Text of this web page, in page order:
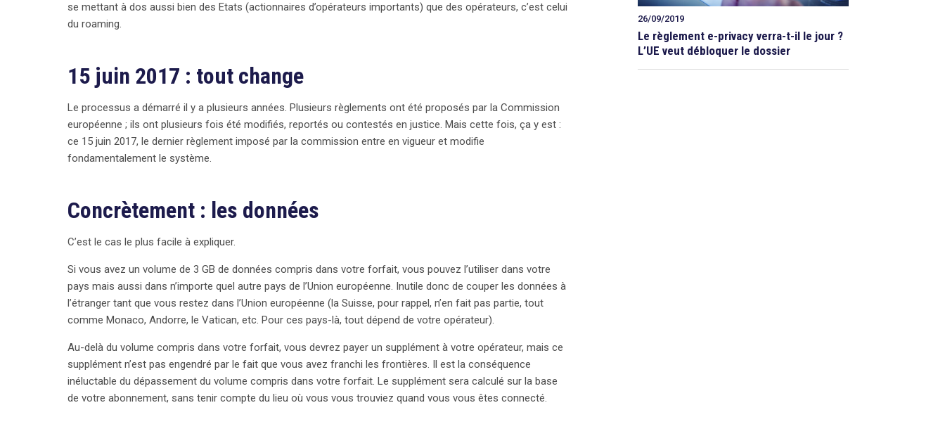
se mettant à dos aussi bien des Etats (actionnaires d’opérateurs importants) que des opérateurs, c’est celui
du roaming.
15 juin 2017 : tout change
Le processus a démarré il y a plusieurs années. Plusieurs règlements ont été proposés par la Commission
européenne ; ils ont plusieurs fois été modifiés, reportés ou contestés en justice. Mais cette fois, ça y est :
ce 15 juin 2017, le dernier règlement imposé par la commission entre en vigueur et modifie
fondamentalement le système.
Concrètement : les données
C’est le cas le plus facile à expliquer.
Si vous avez un volume de 3 GB de données compris dans votre forfait, vous pouvez l’utiliser dans votre
pays mais aussi dans n’importe quel autre pays de l’Union européenne. Inutile donc de couper les données à
l’étranger tant que vous restez dans l’Union européenne (la Suisse, pour rappel, n’en fait pas partie, tout
comme Monaco, Andorre, le Vatican, etc. Pour ces pays-là, tout dépend de votre opérateur).
Au-delà du volume compris dans votre forfait, vous devrez payer un supplément à votre opérateur, mais ce
supplément n’est pas engendré par le fait que vous avez franchi les frontières. Il est la conséquence
inéluctable du dépassement du volume compris dans votre forfait. Le supplément sera calculé sur la base
de votre abonnement, sans tenir compte du lieu où vous vous trouviez quand vous vous êtes connecté.
26/09/2019
Le règlement e-privacy verra-t-il le jour ?
L’UE veut débloquer le dossier
search